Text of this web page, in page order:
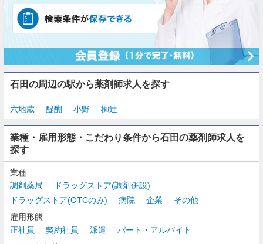
石田の周辺の駅から薬剤師求人を探す
六地蔵 醍醐 小野 椥辻
業種・雇用形態・こだわり条件から石田の薬剤師求人を
探す
業種
調剤薬局
ドラッグストア(調剤併設)
ドラッグストア(OTCのみ)
病院 企業
その他
雇用形態
正社員
契約社員 派遣
パート・アルバイト